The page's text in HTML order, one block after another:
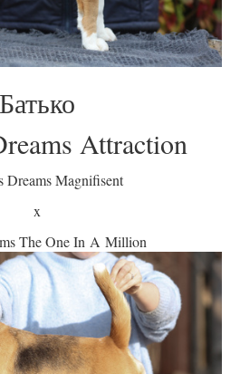
Батько
Attraction
Dreams Magnifisent
x
The One In A Million